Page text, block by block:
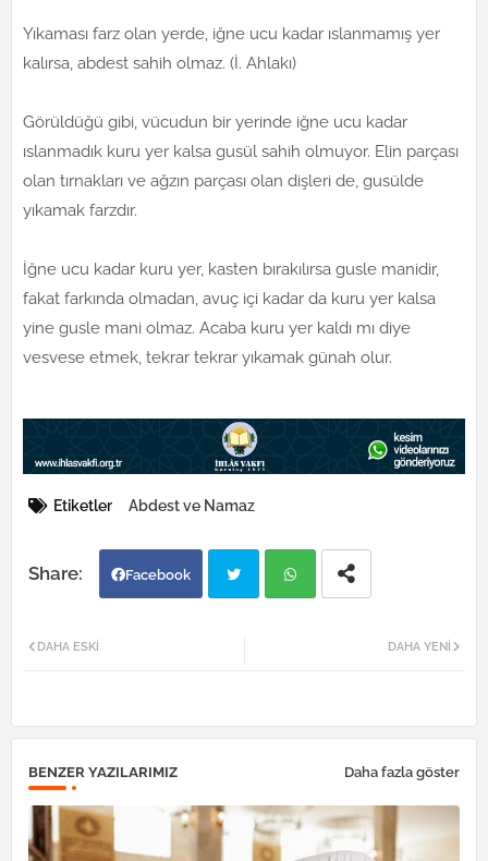
Yıkaması farz olan yerde, iğne ucu kadar ıslanmamış yer
kalırsa, abdest sahih olmaz. (İ. Ahlakı)
Görüldüğü gibi, vücudun bir yerinde iğne ucu kadar
ıslanmadık kuru yer kalsa gusül sahih olmuyor. Elin parçası
olan tırnakları ve ağzın parçası olan dişleri de, gusülde
yıkamak farzdır.
İğne ucu kadar kuru yer, kasten bırakılırsa gusle manidir,
fakat farkında olmadan, avuç içi kadar da kuru yer kalsa
yine gusle mani olmaz. Acaba kuru yer kaldı mı diye
vesvese etmek, tekrar tekrar yıkamak günah olur.
Etiketler Abdest ve Namaz
Facebook
DAHA YENI
DAHA ESKI
BENZER YAZILARIMIZ Daha fazla göster